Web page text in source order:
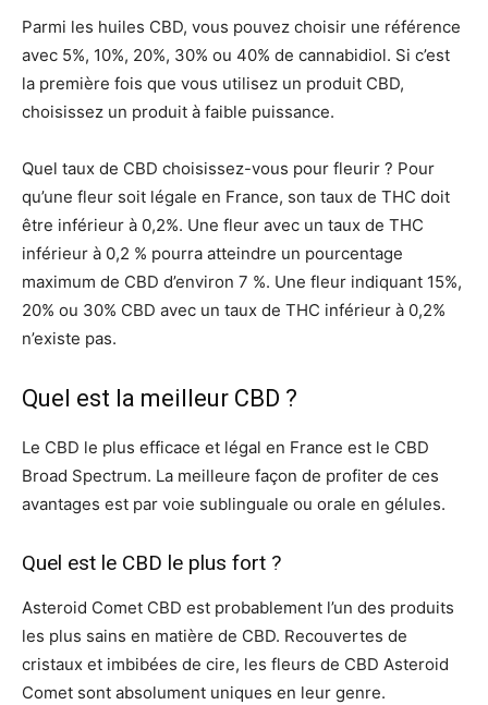
Parmi les huiles CBD, vous pouvez choisir une référence
avec 5%, 10%, 20%, 30% ou 40% de cannabidiol. Si c’est
la première fois que vous utilisez un produit CBD,
choisissez un produit à faible puissance.
Quel taux de CBD choisissez-vous pour fleurir ? Pour
qu’une fleur soit légale en France, son taux de THC doit
être inférieur à 0,2%. Une fleur avec un taux de THC
inférieur à 0,2 % pourra atteindre un pourcentage
maximum de CBD d’environ 7 %. Une fleur indiquant 15%,
20% ou 30% CBD avec un taux de THC inférieur à 0,2%
n’existe pas.
Quel est la meilleur CBD ?
Le CBD le plus efficace et légal en France est le CBD
Broad Spectrum. La meilleure façon de profiter de ces
avantages est par voie sublinguale ou orale en gélules.
Quel est le CBD le plus fort ?
Asteroid Comet CBD est probablement l’un des produits
les plus sains en matière de CBD. Recouvertes de
cristaux et imbibées de cire, les fleurs de CBD Asteroid
Comet sont absolument uniques en leur genre.